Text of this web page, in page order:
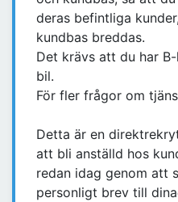
deras befintliga
kundbas breddas.
Det krävs att du har
bil.
För fler frågor om
Detta är en
att bli anställd hos
redan idag genom att
personligt brev till